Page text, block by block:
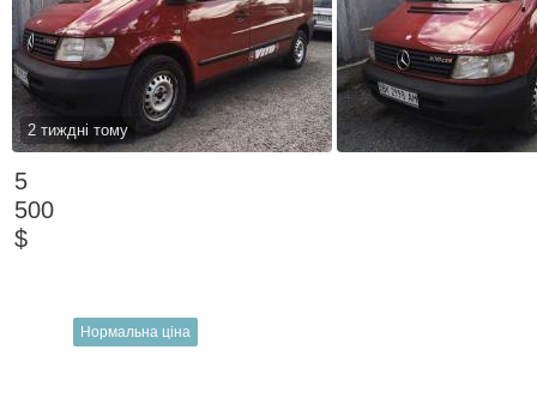
2 тиждні тому
5
500
$
Нормальна ціна